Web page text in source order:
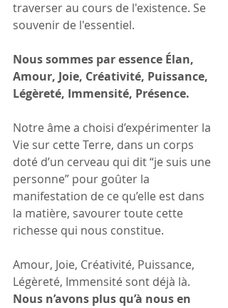
traverser au cours de l'existence. Se
souvenir de l'essentiel.
Nous sommes par essence Élan,
Amour, Joie, Créativité, Puissance,
Légèreté, Immensité, Présence.
Notre âme a choisi d’expérimenter la
Vie sur cette Terre, dans un corps
doté d’un cerveau qui dit “je suis une
personne” pour goûter la
manifestation de ce qu’elle est dans
la matière, savourer toute cette
richesse qui nous constitue.
Amour, Joie, Créativité, Puissance,
Légèreté, Immensité sont déjà là.
Nous n’avons plus qu’à nous en